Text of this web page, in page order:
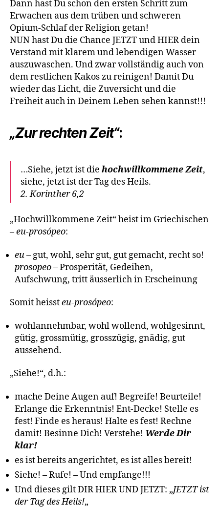
Dann hast Du schon den ersten Schritt zum
Erwachen aus dem trüben und schweren
Opium-Schlaf der Religion getan!
NUN hast Du die Chance JETZT und HIER dein
Verstand mit klarem und lebendigen Wasser
auszuwaschen. Und zwar vollständig auch von
dem restlichen Kakos zu reinigen! Damit Du
wieder das Licht, die Zuversicht und die
Freiheit auch in Deinem Leben sehen kannst!!!
„Zur rechten Zeit“:
…Siehe, jetzt ist die hochwillkommene Zeit,
siehe, jetzt ist der Tag des Heils.
2. Korinther 6,2
„Hochwillkommene Zeit“ heist im Griechischen
–eu-prosópeo:
eu– gut, wohl, sehr gut, gut gemacht, recht so!
prosopeo– Prosperität, Gedeihen,
Aufschwung, tritt äusserlich in Erscheinung
Somit heissteu-prosópeo:
wohlannehmbar, wohl wollend, wohlgesinnt,
gütig, grossmütig, grosszügig, gnädig, gut
aussehend.
„Siehe!“, d.h.:
mache Deine Augen auf! Begreife! Beurteile!
Erlange die Erkenntnis! Ent-Decke! Stelle es
fest! Finde es heraus! Halte es fest! Rechne
damit! Besinne Dich! Verstehe! Werde Dir
klar!
es ist bereits angerichtet, es ist alles bereit!
Siehe! – Rufe! – Und empfange!!!
Und dieses gilt DIR HIER UND JETZT: „JETZT ist
der Tag des Heils!„